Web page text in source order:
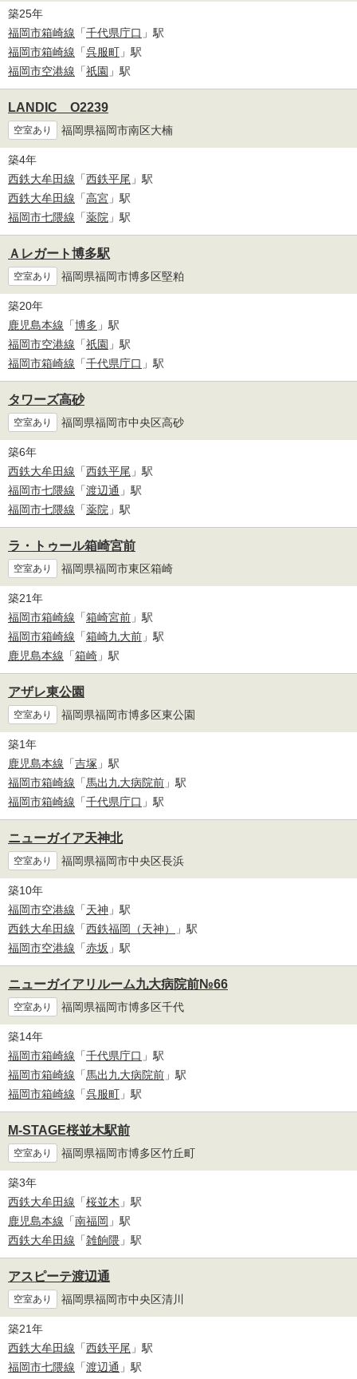
築25年
福岡市箱崎線 「千代県庁口 」駅
福岡市箱崎線 「呉服町 」駅
福岡市空港線 「祇園 」駅
LANDIC O2239
空室あり 福岡県福岡市南区大楠
築4年
西鉄大牟田線 「西鉄平尾 」駅
西鉄大牟田線 「高宮 」駅
福岡市七隈線 「薬院 」駅
Ａレガート博多駅
空室あり 福岡県福岡市博多区堅粕
築20年
鹿児島本線 「博多 」駅
福岡市空港線 「祇園 」駅
福岡市箱崎線 「千代県庁口 」駅
タワーズ高砂
空室あり 福岡県福岡市中央区高砂
築6年
西鉄大牟田線 「西鉄平尾 」駅
福岡市七隈線 「渡辺通 」駅
福岡市七隈線 「薬院 」駅
ラ・トゥール箱崎宮前
空室あり 福岡県福岡市東区箱崎
築21年
福岡市箱崎線 「箱崎宮前 」駅
福岡市箱崎線 「箱崎九大前 」駅
鹿児島本線 「箱崎 」駅
アザレ東公園
空室あり 福岡県福岡市博多区東公園
築1年
鹿児島本線 「吉塚 」駅
福岡市箱崎線 「馬出九大病院前 」駅
福岡市箱崎線 「千代県庁口 」駅
ニューガイア天神北
空室あり 福岡県福岡市中央区長浜
築10年
福岡市空港線 「天神 」駅
西鉄大牟田線 「西鉄福岡（天神）
」駅
福岡市空港線 「赤坂 」駅
ニューガイアリルーム九大病院前№66
空室あり 福岡県福岡市博多区千代
築14年
福岡市箱崎線 「千代県庁口 」駅
福岡市箱崎線 「馬出九大病院前 」駅
福岡市箱崎線 「呉服町 」駅
M-STAGE桜並木駅前
空室あり 福岡県福岡市博多区竹丘町
築3年
西鉄大牟田線 「桜並木 」駅
鹿児島本線 「南福岡 」駅
西鉄大牟田線 「雑餉隈 」駅
アスピーテ渡辺通
空室あり 福岡県福岡市中央区清川
築21年
西鉄大牟田線 「西鉄平尾 」駅
福岡市七隈線 「渡辺通 」駅